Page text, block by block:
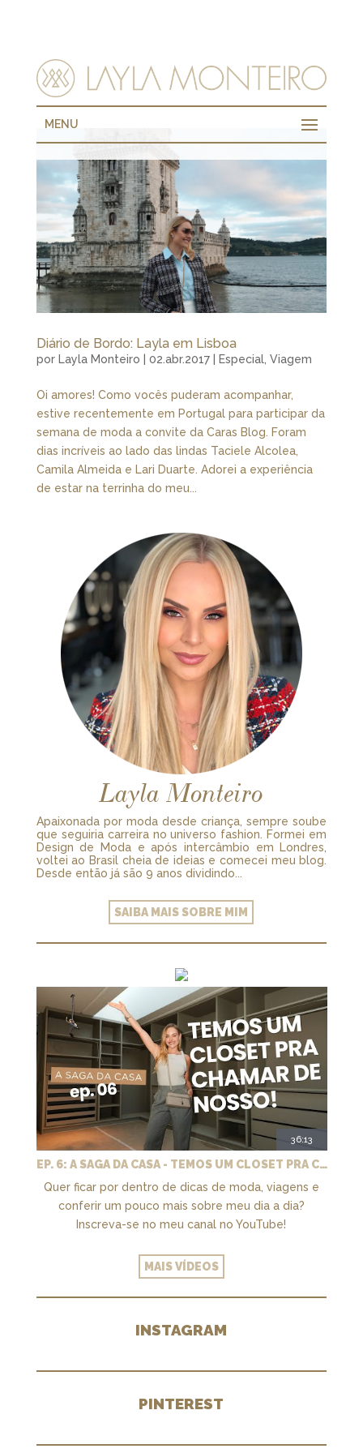
MENU
Diário de Bordo: Layla em Lisboa
por Layla Monteiro 02.abr.2017| Especial, Viagem
Oi amores! Como vocês puderam acompanhar,
estive recentemente em Portugal para participar da
semana de moda a convite da Caras Blog. Foram
dias incríveis ao lado das lindas Taciele Alcolea,
Camila Almeida e Lari Duarte. Adorei a experiência
de estar na terrinha do meu...
Layla Monteiro
Apaixonada por moda desde criança, sempre soube
que seguiria carreira no universo fashion. Formei em
Design de Moda e após intercâmbio em Londres,
voltei ao Brasil cheia de ideias e comecei meu blog.
Desde então já são 9 anos dividindo...
SAIBA MAIS SOBRE MIM
36:13
EP. 6: A SAGA DA CASA - TEMOS UM CLOSET PRA CHAMAR DE NOSSO + MARCENARIA E PAISAGISMO
Quer ficar por dentro de dicas de moda, viagens e
conferir um pouco mais sobre meu dia a dia?
Inscreva-se no meu canal no YouTube!
MAIS VÍDEOS
INSTAGRAM
PINTEREST